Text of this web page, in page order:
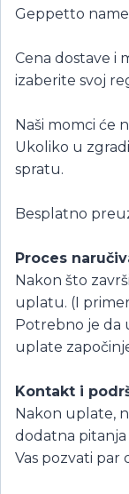
Geppetto
Cena dostave i
izaberite svoj
Naši momci će
Ukoliko u
spratu.
Besplatno
Proces
Nakon što
uplatu. (I
Potrebno je da
uplate
Kontakt i
Nakon uplate,
dodatna pitanja
Vas pozvati par